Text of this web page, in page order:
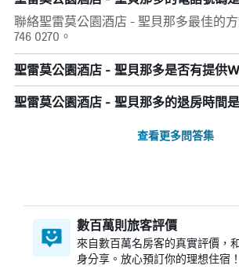
聯絡聖雷莫公園酒店 - 聖貝那多最佳的方
746 0270。
聖雷莫公園酒店 - 聖貝那多是否有提供
聖雷莫公園酒店 - 聖貝那多的退房時間
查看更多問答集
數百萬則旅客評價
來自數百萬名房客的真實評價，
身分享。放心預訂你的理想住宿！